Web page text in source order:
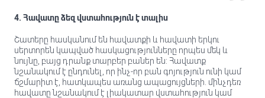
4. Հավատը ձեզ վստահություն է տալիս
Շատերը հասկանում են հավատքի և հավատի երկու
սերտորեն կապված հասկացությունները որպես մեկ և
նույնը, բայց դրանք տարբեր բաներ են: Հավատք
նշանակում է ընդունել, որ ինչ-որ բան գոյություն ունի կամ
ճշմարիտ է, հատկապես առանց ապացույցների. մինչդեռ
հավատը նշանակում է լիակատար վստահություն կամ